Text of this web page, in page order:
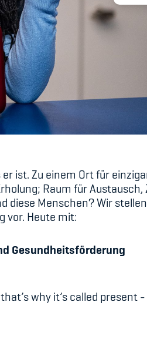
ist. Zu einem Ort für
Raum für
diese Menschen? Wir
vor. Heute mit:
Gesundheitsförderung
why it’s called present